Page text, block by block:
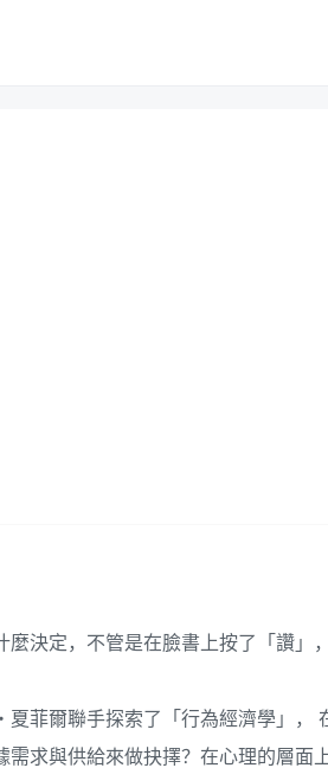
決定，不管是在臉書上按了「讚」
菲爾聯手探索了「行為經濟學」，
求與供給來做抉擇？在心理的層面